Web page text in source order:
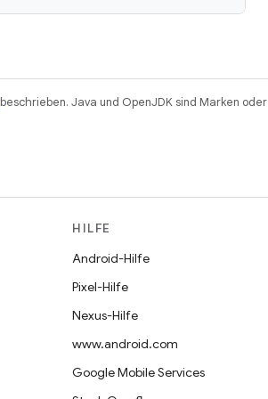
beschrieben. Java und OpenJDK sind Marken oder
HILFE
Android-Hilfe
Pixel-Hilfe
Nexus-Hilfe
www.android.com
Google Mobile Services